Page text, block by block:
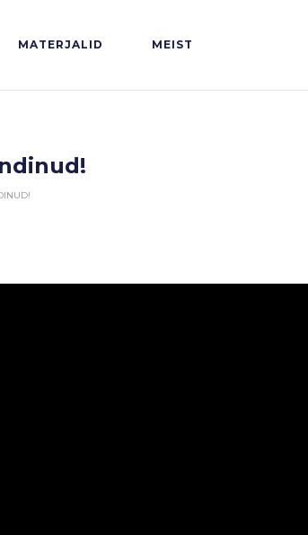
MATERJALID MEIST